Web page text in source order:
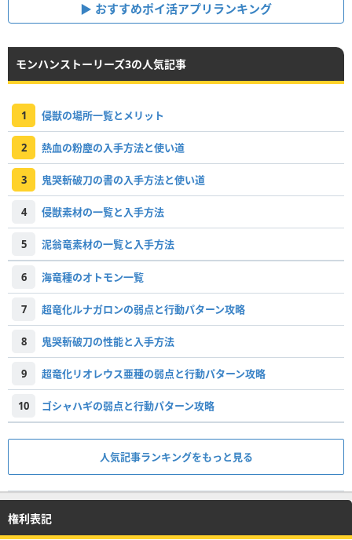
おすすめポイ活アプリランキング
モンハンストーリーズ3の人気記事
1 侵獣の場所一覧とメリット
2 熱血の粉塵の入手方法と使い道
3 鬼哭斬破刀の書の入手方法と使い道
4 侵獣素材の一覧と入手方法
5 泥翁竜素材の一覧と入手方法
6 海竜種のオトモン一覧
7 超竜化ルナガロンの弱点と行動パターン攻略
8 鬼哭斬破刀の性能と入手方法
9 超竜化リオレウス亜種の弱点と行動パターン攻略
10 ゴシャハギの弱点と行動パターン攻略
人気記事ランキングをもっと見る
権利表記